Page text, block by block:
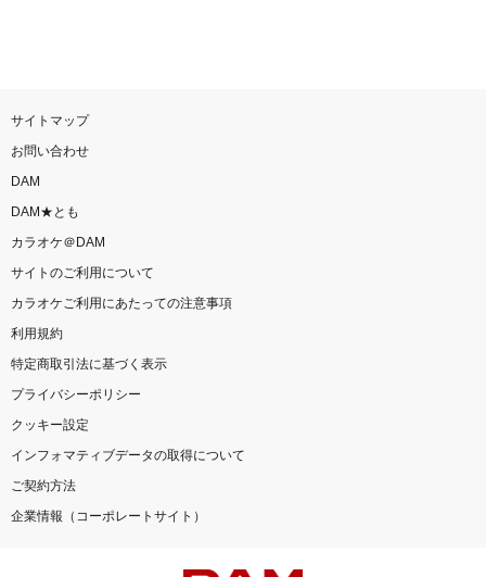
サイトマップ
お問い合わせ
DAM
DAM★とも
カラオケ＠DAM
サイトのご利用について
カラオケご利用にあたっての注意事項
利用規約
特定商取引法に基づく表示
プライバシーポリシー
クッキー設定
インフォマティブデータの取得について
ご契約方法
企業情報（コーポレートサイト）